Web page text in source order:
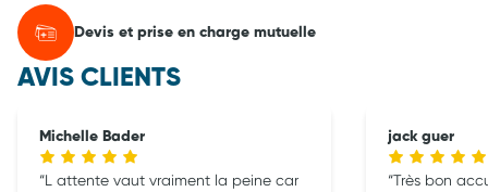
Devis et prise en charge mutuelle
AVIS CLIENTS
Michelle Bader
L attente vaut vraiment la peine car
jack guer
Très bon